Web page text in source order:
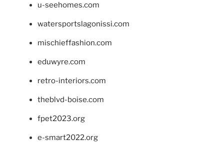
u-seehomes.com
watersportslagonissi.com
mischieffashion.com
eduwyre.com
retro-interiors.com
theblvd-boise.com
fpet2023.org
e-smart2022.org